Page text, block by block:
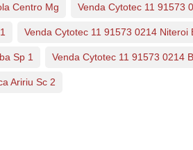
Centro Mg Venda Cytotec 11 91573
Venda Cytotec 11 91573 0214 Niteroi
Sp 1 Venda Cytotec 11 91573 0214
Aririu Sc 2